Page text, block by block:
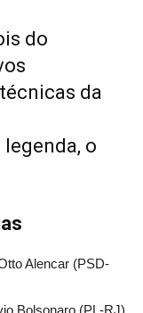
do
da
o
Alencar (PSD-
Bolsonaro (PL-RJ)